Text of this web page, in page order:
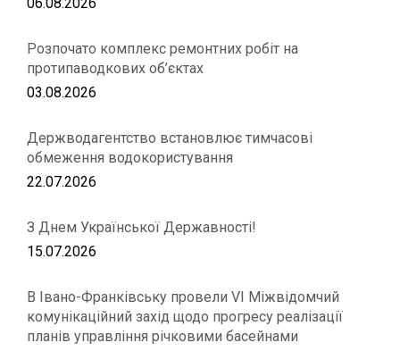
06.08.2026
Розпочато комплекс ремонтних робіт на
протипаводкових об’єктах
03.08.2026
Держводагентство встановлює тимчасові
обмеження водокористування
22.07.2026
З Днем Української Державності!
15.07.2026
В Івано-Франківську провели VІ Міжвідомчий
комунікаційний захід щодо прогресу реалізації
планів управління річковими басейнами